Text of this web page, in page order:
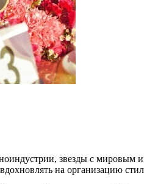
звезды с мировым
на организацию